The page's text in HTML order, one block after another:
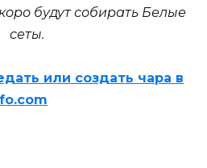
будут собирать Белые
сеты.
или создать чара в